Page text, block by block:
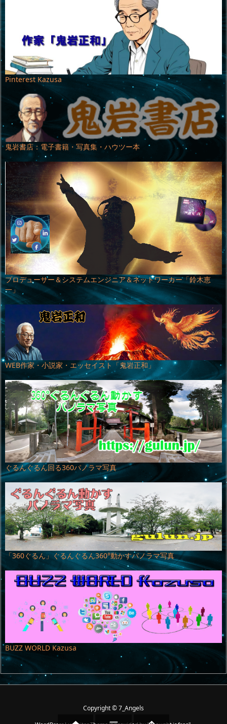
Pinterest Kazusa
鬼岩書店：電子書籍・写真集・ハウツー本
プロデューサー＆システムエンジニア＆ネットワーカー「鈴木恵
一」
WEB作家・小説家・エッセイスト「鬼岩正和」
ぐるんぐるん回る360パノラマ写真
「360ぐるん」ぐるんぐるん360°動かすパノラマ写真
BUZZ WORLD Kazusa
Copyright ©7_Angels